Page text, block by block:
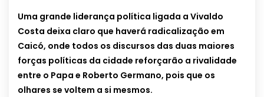
Uma grande liderança política ligada a Vivaldo
Costa deixa claro que haverá radicalização em
Caicó, onde todos os discursos das duas maiores
forças políticas da cidade reforçarão a rivalidade
entre o Papa e Roberto Germano, pois que os
olhares se voltem a si mesmos.